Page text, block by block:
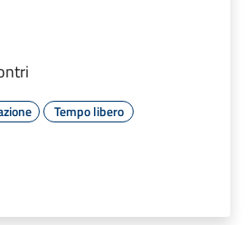
Tempo libero